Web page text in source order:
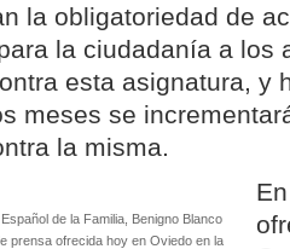
la obligatoriedad de
la ciudadanía a los
esta asignatura, y
meses se
la misma.
de la Familia, Benigno Blanco
prensa ofrecida hoy en Oviedo en la